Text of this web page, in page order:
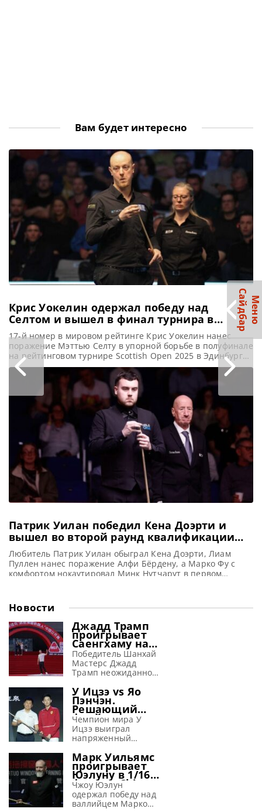
Вам будет интересно
Крис Уокелин одержал победу над
Селтом и вышел в финал турнира в
Эдинбурге
17-й номер в мировом рейтинге Крис Уокелин нанес
поражение Мэттью Селту в упорной борьбе в полуфинале
на рейтинговом турнире Scottish Open 2025 в Эдинбурге,
сообщает WST Полный радости Крис Уокелин вышел в
свой третий в карьере рейтинговый финал. В
сегодняшнем матче он обыграл Мэттью Селта со счетом
6-4 на турнире Scottish Open 2025 в Эдинбурге.
Патрик Уилан победил Кена Доэрти и
вышел во второй раунд квалификации
Чемпионата мира 2026
Любитель Патрик Уилан обыграл Кена Доэрти, Лиам
Пуллен нанес поражение Алфи Бёрдену, а Марко Фу с
комфортом нокаутировал Минк Нутчарут в первом
Патрик Уилан одержал уверенную победу над Чемпионом
мира 1997 года Кеном Доэрти со счетом 10-5, пройдя во
второй отборочный раунд Чемпионата
Новости
Джадд Трамп
проигрывает
Саенгхаму на
турнире в
Тайюане
(видео)
Победитель Шанхай
Мастерс Джадд
Трамп неожиданно
поражение от
Ноппона Саенгхама
со счетом 3-6 в 1/16
финала на турнире
China Open 2026 в
Тайюане Первый
рейтинге Джадд
Трамп проиграл
тайцу Ноппону
Саенгхаму со счетом
3-6 в 1/16 финала
China Open 2026.
У Ицзэ vs Яо
Пэнчэн.
Решающий
фрейм матча
1/16 финала
China Open
2026 (видео)
Чемпион мира У
Ицзэ выиграл
напряженный
Яо Пэнчэна со
счетом 6-5 и
завоевал место в 1/8
финала на турнире
China Open 2026 в
Тайюане
Марк Уильямс
проигрывает
Юэлуну в 1/16
финала China
Open 2026
(видео)
Чжоу Юэлун
одержал победу над
валлийцем Марком
М
е
н
ю
Са
й
д
б
а
р